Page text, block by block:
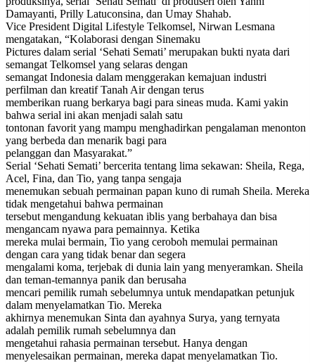
Damayanti, Prilly Latuconsina, dan Umay Shahab.
Vice President Digital Lifestyle Telkomsel, Nirwan Lesmana
mengatakan, “Kolaborasi dengan Sinemaku
Pictures dalam serial ‘Sehati Semati’ merupakan bukti nyata dari
semangat Telkomsel yang selaras dengan
semangat Indonesia dalam menggerakan kemajuan industri
perfilman dan kreatif Tanah Air dengan terus
memberikan ruang berkarya bagi para sineas muda. Kami yakin
bahwa serial ini akan menjadi salah satu
tontonan favorit yang mampu menghadirkan pengalaman menonton
yang berbeda dan menarik bagi para
pelanggan dan Masyarakat.”
Serial ‘Sehati Semati’ bercerita tentang lima sekawan: Sheila, Rega,
Acel, Fina, dan Tio, yang tanpa sengaja
menemukan sebuah permainan papan kuno di rumah Sheila. Mereka
tidak mengetahui bahwa permainan
tersebut mengandung kekuatan iblis yang berbahaya dan bisa
mengancam nyawa para pemainnya. Ketika
mereka mulai bermain, Tio yang ceroboh memulai permainan
dengan cara yang tidak benar dan segera
mengalami koma, terjebak di dunia lain yang menyeramkan. Sheila
dan teman-temannya panik dan berusaha
mencari pemilik rumah sebelumnya untuk mendapatkan petunjuk
dalam menyelamatkan Tio. Mereka
akhirnya menemukan Sinta dan ayahnya Surya, yang ternyata
adalah pemilik rumah sebelumnya dan
mengetahui rahasia permainan tersebut. Hanya dengan
menyelesaikan permainan, mereka dapat menyelamatkan Tio.